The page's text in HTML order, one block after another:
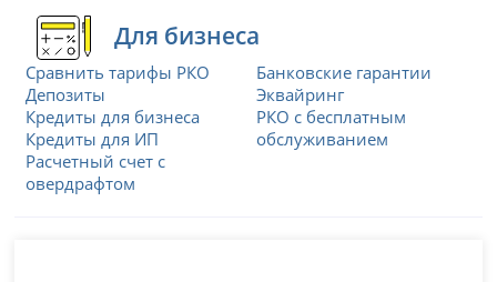
Для бизнеса
Сравнить тарифы РКО
Депозиты
Кредиты для бизнеса
Кредиты для ИП
Расчетный счет с
овердрафтом
Банковские гарантии
Эквайринг
РКО с бесплатным
обслуживанием